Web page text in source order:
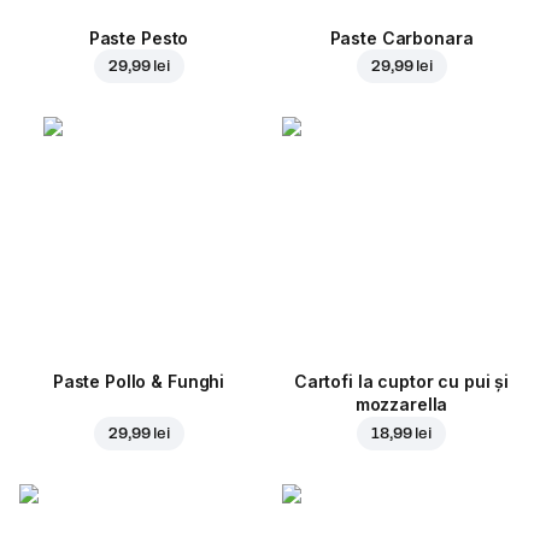
Paste Pesto
29,99 lei
Paste Carbonara
29,99 lei
Paste Pollo & Funghi
29,99 lei
Cartofi la cuptor cu pui și
mozzarella
18,99 lei